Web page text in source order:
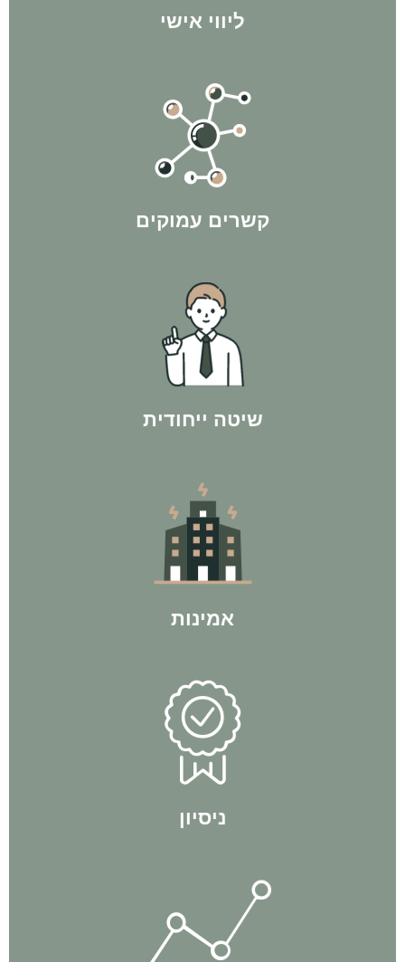
ליווי אישי
קשרים עמוקים
הקשרים שיצרנו במהלך השנים בהחלט הולכים להיות לטובתך
בתהליך ולהשיג לך תוצאות מקסימליות!
שיטה ייחודית
אנחנו פועלים בשיטת המהפך - לא רצים ישר לקנות נכסים
"מניבים". קודם כל מגיעים למספר האישי של הלקוח, באמצעות
עסקאות פליפ ולפי חוק ה-300 - ורק אז משקיעים בנכס מניב.
אמינות
לחברת BP Group יש את המוניטין הרב ביותר בתחום ההשקעות
בישראל עם ליווי של אלפי לקוחות מרוצים ל100% הצלחה.
ניסיון
אין חכם כבעל ניסיון. אביתר בן פורת - מייסד החברה, הגיע
לעצמאות כלכלית עוד לפני שהתחיל בתהליכי ליווי והיום מלמד
מתוך הניסיון האישי שלו.
באופן יומיומי ותמיד שומרים על דינאמיות ומתעדכנים בשינויים
תוך כדי תנועה.